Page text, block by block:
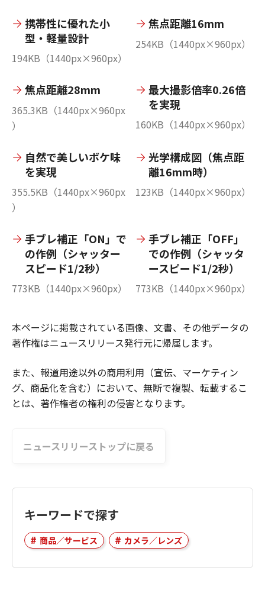
携帯性に優れた小
型・軽量設計
194KB（1440px×960px）
焦点距離16mm
254KB（1440px×960px）
焦点距離28mm
365.3KB（1440px×960px
）
最大撮影倍率0.26倍
を実現
160KB（1440px×960px）
自然で美しいボケ味
を実現
355.5KB（1440px×960px
）
光学構成図（焦点距
離16mm時）
123KB（1440px×960px）
手ブレ補正「ON」で
の作例（シャッター
スピード1/2秒）
773KB（1440px×960px）
手ブレ補正「OFF」
での作例（シャッタ
ースピード1/2秒）
773KB（1440px×960px）
本ページに掲載されている画像、文書、その他データの
著作権はニュースリリース発行元に帰属します。
また、報道用途以外の商用利用（宣伝、マーケティン
グ、商品化を含む）において、無断で複製、転載するこ
とは、著作権者の権利の侵害となります。
ニュースリリーストップに戻る
キーワードで探す
商品／サービス カメラ／レンズ